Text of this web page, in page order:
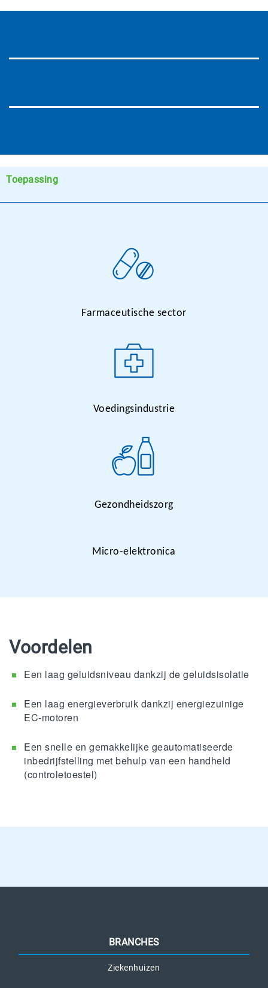
Toepassing
Farmaceutische sector
Voedingsindustrie
Gezondheidszorg
Micro-elektronica
Voordelen
Een laag geluidsniveau dankzij de geluidsisolatie
Een laag energieverbruik dankzij energiezuinige
EC-motoren
Een snelle en gemakkelijke geautomatiseerde
inbedrijfstelling met behulp van een handheld
(controletoestel)
BRANCHES
Ziekenhuizen